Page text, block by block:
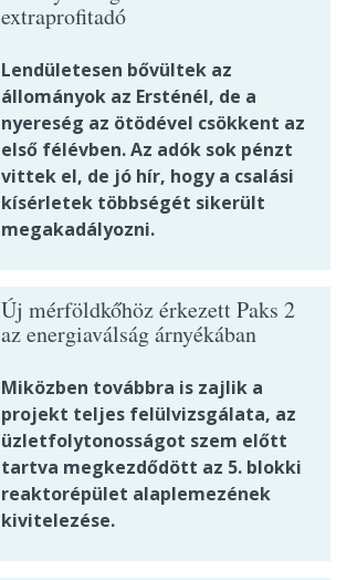
extraprofitadó
Lendületesen bővültek az
állományok az Ersténél, de a
nyereség az ötödével csökkent az
első félévben. Az adók sok pénzt
vittek el, de jó hír, hogy a csalási
kísérletek többségét sikerült
megakadályozni.
Új mérföldkőhöz érkezett Paks 2
az energiaválság árnyékában
Miközben továbbra is zajlik a
projekt teljes felülvizsgálata, az
üzletfolytonosságot szem előtt
tartva megkezdődött az 5. blokki
reaktorépület alaplemezének
kivitelezése.